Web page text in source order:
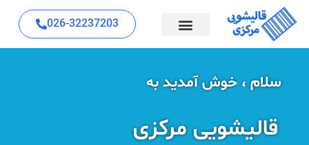
026-32237203
سلام ، خوش آمدید به
قالیشویی مرکزی